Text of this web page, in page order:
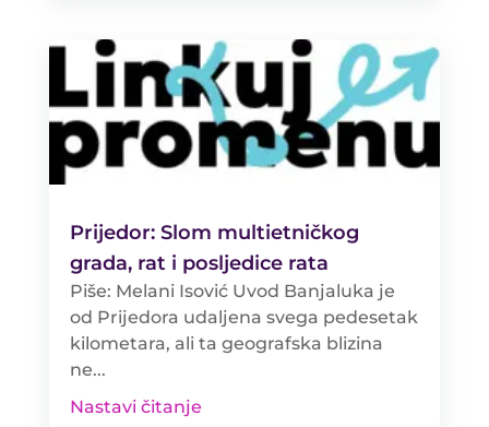
Prijedor: Slom multietničkog
grada, rat i posljedice rata
Piše: Melani Isović Uvod Banjaluka je
od Prijedora udaljena svega pedesetak
kilometara, ali ta geografska blizina
ne...
Nastavi čitanje